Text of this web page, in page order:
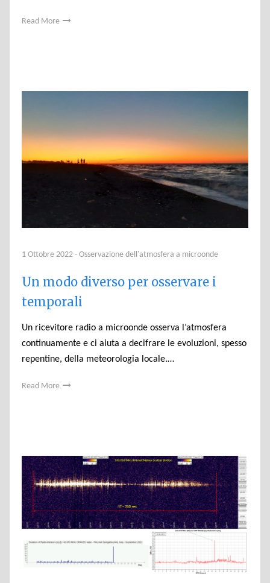
Read More
1 Ottobre 2022 - Osservazione dell'atmosfera a microonde
Un modo diverso per osservare i
temporali
Un ricevitore radio a microonde osserva l’atmosfera
continuamente e ci aiuta a decifrare le evoluzioni, spesso
repentine, della meteorologia locale.…
Read More